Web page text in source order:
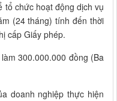
tổ chức hoạt động dịch vụ
(24 tháng) tính đến thời
cấp Giấy phép.
300.000.000 đồng (Ba
doanh nghiệp thực hiện